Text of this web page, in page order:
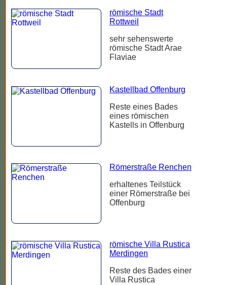
römische Stadt
Rottweil
sehr sehenswerte
römische Stadt Arae
Flaviae
Kastellbad Offenburg
Reste eines Bades
eines römischen
Kastells in Offenburg
Römerstraße Renchen
erhaltenes Teilstück
einer Römerstraße bei
Offenburg
römische Villa Rustica
Merdingen
Reste des Bades einer
Villa Rustica